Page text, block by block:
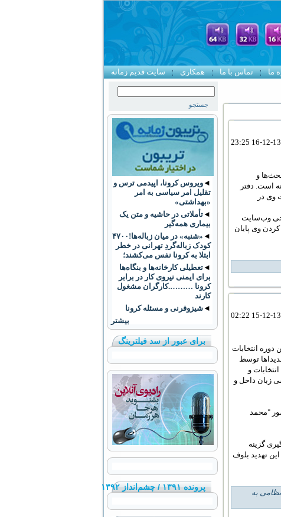
سایت قدیم زمانه همکاری تماس با ما ما
و
است. دفتر
وی در
وب‌سایت
وی پایان
انتخابات
توسط
و
زبان داخل و
"محمد
گزینه
تهدید بلوف
به
◄ ویروس کرونا، اپیدمی ترس و
تقلیل امر سیاسی به امر
«بهداشتی»
◄ تأملاتی در حاشیه و متن یک
بیماری همه‌گیر
◄
«شنبه» در میان زباله‌ها!۴۷۰۰
کودک زباله‌گردِ تهرانی در خطر
ابتلا به کرونا نفس می‌کشند؛
◄ تعطيلی کارخانه‌ها و بنگاه‌ها
برای ايمنی نيروی کار در برابر
کرونا ……….کارگران مشغول
کارند
◄ شیزوفرنی و مسئله کرونا
بیشتر
برای عبور از سد فیلترینگ
پرونده ۱۳۹۱ / چشم‌انداز ۱۳۹۲